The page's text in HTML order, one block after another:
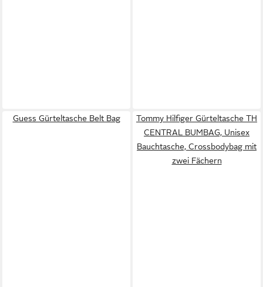
Guess Gürteltasche Belt Bag
Tommy Hilfiger Gürteltasche TH
CENTRAL BUMBAG, Unisex
Bauchtasche, Crossbodybag mit
zwei Fächern